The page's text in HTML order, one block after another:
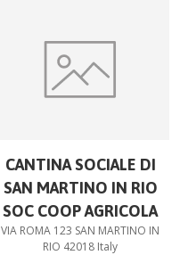
CANTINA SOCIALE DI
SAN MARTINO IN RIO
SOC COOP AGRICOLA
VIA ROMA 123 SAN MARTINO IN
RIO 42018 Italy